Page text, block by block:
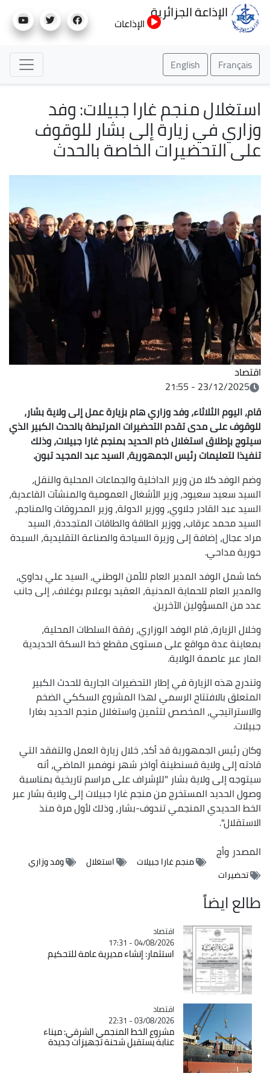
إلى
الإذاعة الجزائرية
الإذاعات
Français
English
استغلال منجم غارا جبيلات: وفد
وزاري في زيارة إلى بشار للوقوف
على التحضيرات الخاصة بالحدث
اقتصاد
23/12/2025 - 21:55
قام، اليوم الثلاثاء، وفد وزاري هام بزيارة عمل إلى ولاية بشار،
للوقوف على مدى تقدم التحضيرات المرتبطة بالحدث الكبير الذي
سيتوج بإطلاق استغلال خام الحديد بمنجم غارا جبيلات، وذلك
تنفيذا لتعليمات رئيس الجمهورية، السيد عبد المجيد تبون.
وضم الوفد كلا من وزير الداخلية والجماعات المحلية والنقل،
السيد سعيد سعيود، وزير الأشغال العمومية والمنشآت القاعدية،
السيد عبد القادر جلاوي، ووزير الدولة، وزير المحروقات والمناجم،
السيد محمد عرقاب، ووزير الطاقة والطاقات المتجددة، السيد
مراد عجال، إضافة إلى وزيرة السياحة والصناعة التقليدية، السيدة
حورية مداحي.
كما شمل الوفد المدير العام للأمن الوطني، السيد علي بداوي،
والمدير العام للحماية المدنية، العقيد بوعلام بوغلاف، إلى جانب
عدد من المسؤولين الآخرين.
وخلال الزيارة، قام الوفد الوزاري، رفقة السلطات المحلية،
بمعاينة عدة مواقع على مستوى مقطع خط السكة الحديدية
المار عبر عاصمة الولاية.
وتندرج هذه الزيارة في إطار التحضيرات الجارية للحدث الكبير
المتعلق بالافتتاح الرسمي لهذا المشروع السككي الضخم
والاستراتيجي، المخصص لتثمين واستغلال منجم الحديد بغارا
جبيلات.
وكان رئيس الجمهورية قد أكد، خلال زيارة العمل والتفقد التي
قادته إلى ولاية قسنطينة أواخر شهر نوفمبر الماضي، أنه
سيتوجه إلى ولاية بشار "للإشراف على مراسم تاريخية بمناسبة
وصول الحديد المستخرج من منجم غارا جبيلات إلى ولاية بشار عبر
الخط الحديدي المنجمي تندوف-بشار، وذلك لأول مرة منذ
الاستقلال".
المصدروأج
منجم غارا جبيلات استغلال
وفد وزاري
تحضيرات
طالع ايضاً
Catégorie
اقتصاد
04/08/2026 - 17:31
استثمار: إنشاء مديرية عامة للتحكيم
Catégorie
اقتصاد
03/08/2026 - 22:31
مشروع الخط المنجمي الشرقي: ميناء
عنابة يستقبل شحنة تجهيزات جديدة